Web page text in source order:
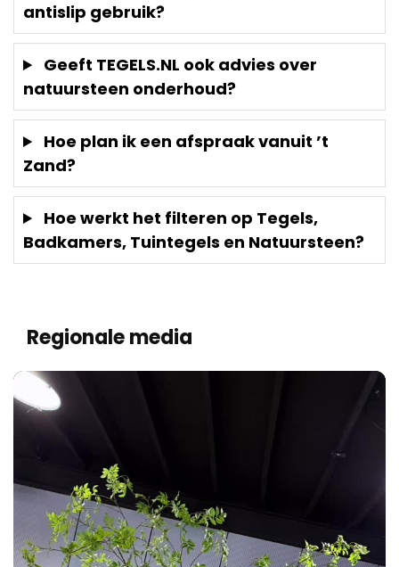
antislip gebruik?
Geeft TEGELS.NL ook advies over
natuursteen onderhoud?
Hoe plan ik een afspraak vanuit ’t
Zand?
Hoe werkt het filteren op Tegels,
Badkamers, Tuintegels en Natuursteen?
Regionale media